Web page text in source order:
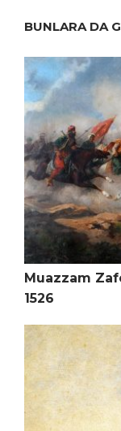
BUNLARA DA
Muazzam
1526